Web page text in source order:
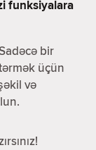
funksiyalara
bir
üçün
və